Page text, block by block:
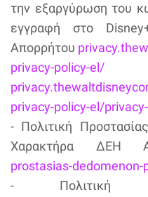
την εξαργύρωση του
εγγραφή στο
Απορρήτου
privacy-policy-el/
privacy-policy-el/
- Πολιτική
Χαρακτήρα ΔΕΗ
prostasias-
- Πολιτική